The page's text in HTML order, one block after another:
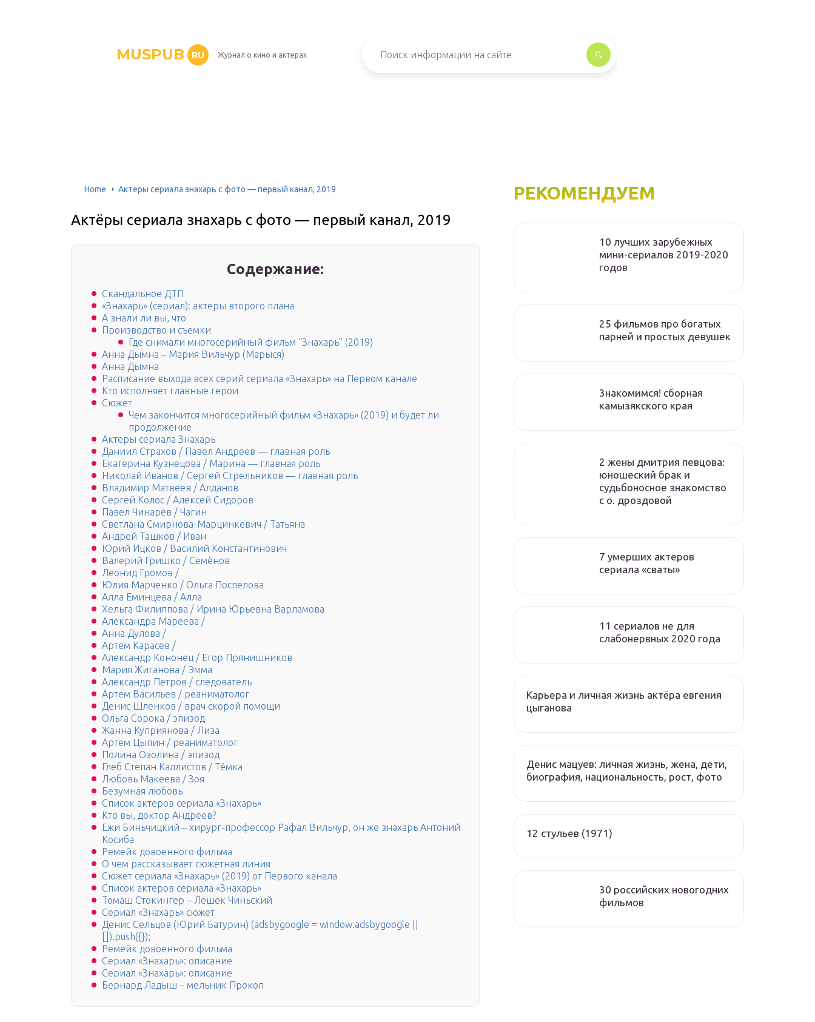
MUSPUB RU Журнал о кино и актерах
Home Актёры сериала знахарь с фото — первый канал, 2019
Актёры сериала знахарь с фото — первый канал, 2019
Содержание:
Скандальное ДТП
«Знахарь» (сериал): актеры второго плана
А знали ли вы, что
Производство и съемки
Где снимали многосерийный фильм “Знахарь” (2019)
Анна Дымна – Мария Вильчур (Марыся)
Анна Дымна
Расписание выхода всех серий сериала «Знахарь» на Первом канале
Кто исполняет главные герои
Сюжет
Чем закончится многосерийный фильм «Знахарь» (2019) и будет ли
продолжение
Актеры сериала Знахарь
Даниил Страхов / Павел Андреев — главная роль
Екатерина Кузнецова / Марина — главная роль
Николай Иванов / Сергей Стрельников — главная роль
Владимир Матвеев / Алданов
Сергей Колос / Алексей Сидоров
Павел Чинарёв / Чагин
Светлана Смирнова-Марцинкевич / Татьяна
Андрей Ташков / Иван
Юрий Ицков / Василий Константинович
Валерий Гришко / Семёнов
Леонид Громов /
Юлия Марченко / Ольга Поспелова
Алла Еминцева / Алла
Хельга Филиппова / Ирина Юрьевна Варламова
Александра Мареева /
Анна Дулова /
Артем Карасев /
Александр Кононец / Егор Прянишников
Мария Жиганова / Эмма
Александр Петров / следователь
Артем Васильев / реаниматолог
Денис Шленков / врач скорой помощи
Ольга Сорока / эпизод
Жанна Куприянова / Лиза
Артем Цыпин / реаниматолог
Полина Озолина / эпизод
Глеб Степан Каллистов / Тёмка
Любовь Макеева / Зоя
Безумная любовь
Список актеров сериала «Знахарь»
Кто вы, доктор Андреев?
Ежи Биньчицкий – хирург-профессор Рафал Вильчур, он же знахарь Антоний
Косиба
Ремейк довоенного фильма
О чем рассказывает сюжетная линия
Сюжет сериала «Знахарь» (2019) от Первого канала
Список актеров сериала «Знахарь»
Томаш Стокингер – Лешек Чиньский
Сериал «Знахарь» сюжет
Денис Сельцов (Юрий Батурин) (adsbygoogle = window.adsbygoogle ||
[]).push({});
Ремейк довоенного фильма
Сериал «Знахарь»: описание
Сериал «Знахарь»: описание
Бернард Ладыш – мельник Прокоп
РЕКОМЕНДУЕМ
10 лучших зарубежных
мини-сериалов 2019-2020
годов
25 фильмов про богатых
парней и простых девушек
3накомимся! сборная
камызякского края
2 жены дмитрия певцова:
юношеский брак и
судьбоносное знакомство
с о. дроздовой
7 умерших актеров
сериала «сваты»
11 сериалов не для
слабонервных 2020 года
Карьера и личная жизнь актёра евгения
цыганова
Денис мацуев: личная жизнь, жена, дети,
биография, национальность, рост, фото
12 стульев (1971)
30 российских новогодних
фильмов